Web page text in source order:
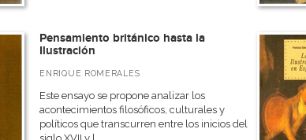
Pensamiento británico hasta la
Ilustración
ENRIQUE ROMERALES
Este ensayo se propone analizar los
acontecimientos filosóficos, culturales y
políticos que transcurren entre los inicios del